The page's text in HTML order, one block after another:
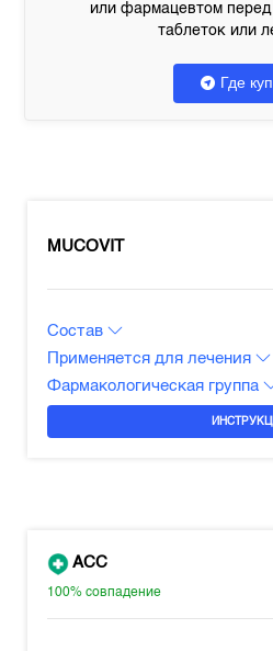
или фармацевтом перед
таблеток или
Где
MUCOVIT
Состав
Применяется для лечения
Фармакологическая группа
ACC
100%совпадение